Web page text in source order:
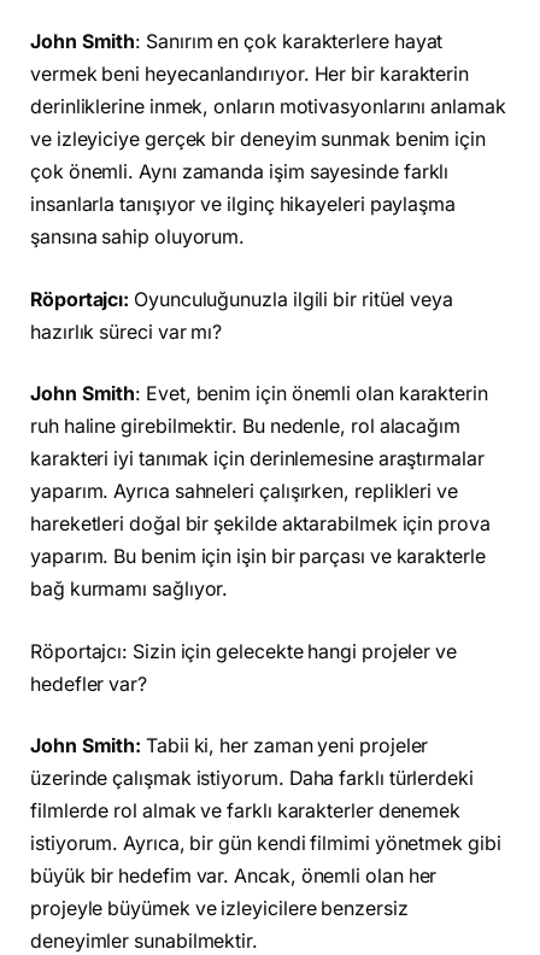
John Smith: Sanırım en çok karakterlere hayat
vermek beni heyecanlandırıyor. Her bir karakterin
derinliklerine inmek, onların motivasyonlarını anlamak
ve izleyiciye gerçek bir deneyim sunmak benim için
çok önemli. Aynı zamanda işim sayesinde farklı
insanlarla tanışıyor ve ilginç hikayeleri paylaşma
şansına sahip oluyorum.
Röportajcı: Oyunculuğunuzla ilgili bir ritüel veya
hazırlık süreci var mı?
John Smith: Evet, benim için önemli olan karakterin
ruh haline girebilmektir. Bu nedenle, rol alacağım
karakteri iyi tanımak için derinlemesine araştırmalar
yaparım. Ayrıca sahneleri çalışırken, replikleri ve
hareketleri doğal bir şekilde aktarabilmek için prova
yaparım. Bu benim için işin bir parçası ve karakterle
bağ kurmamı sağlıyor.
Röportajcı: Sizin için gelecekte hangi projeler ve
hedefler var?
John Smith: Tabii ki, her zaman yeni projeler
üzerinde çalışmak istiyorum. Daha farklı türlerdeki
filmlerde rol almak ve farklı karakterler denemek
istiyorum. Ayrıca, bir gün kendi filmimi yönetmek gibi
büyük bir hedefim var. Ancak, önemli olan her
projeyle büyümek ve izleyicilere benzersiz
deneyimler sunabilmektir.